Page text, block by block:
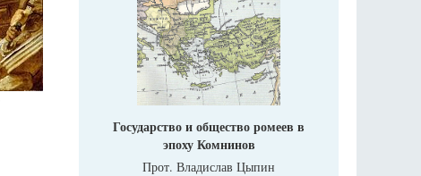
Государство и общество ромеев в
эпоху Комнинов
Прот. Владислав Цыпин